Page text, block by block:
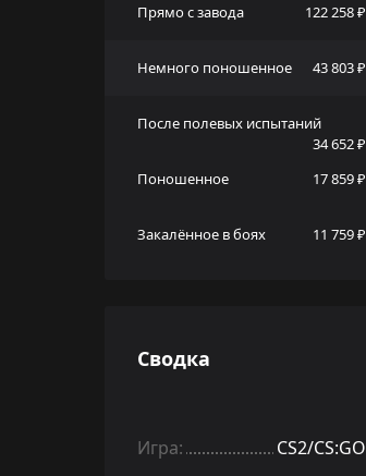
Прямо с завода 122 258 ₽
Немного поношенное 43 803 ₽
После полевых испытаний
34 652 ₽
Поношенное
17 859 ₽
Закалённое в боях 11 759 ₽
Сводка
Игра:
CS2/CS:GO